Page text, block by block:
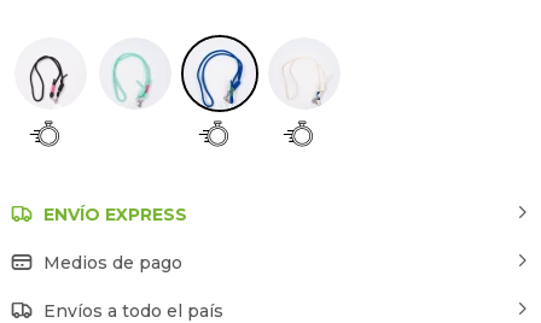
ENVÍO EXPRESS
Medios de pago
Envíos a todo el país